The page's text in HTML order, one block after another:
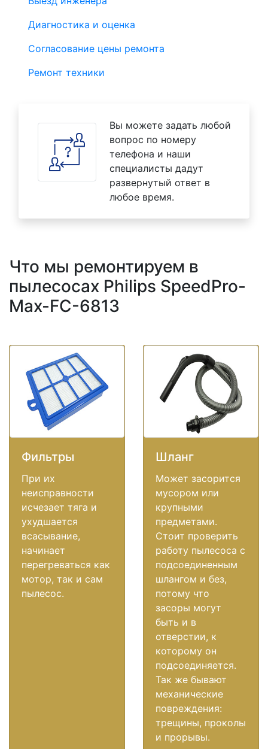
Диагностика и оценка
Согласование цены ремонта
Ремонт техники
Вы можете задать любой
вопрос по номеру
телефона и наши
специалисты дадут
развернутый ответ в
любое время.
Что мы ремонтируем в
пылесосах Philips SpeedPro-
Max-FC-6813
Фильтры
При их
неисправности
исчезает тяга и
ухудшается
всасывание,
начинает
перегреваться как
мотор, так и сам
пылесос.
Шланг
Может засорится
мусором или
крупными
предметами.
Стоит проверить
работу пылесоса с
подсоединенным
шлангом и без,
потому что
засоры могут
быть и в
отверстии, к
которому он
подсоединяется.
Так же бывают
механические
повреждения:
трещины, проколы
и прорывы.